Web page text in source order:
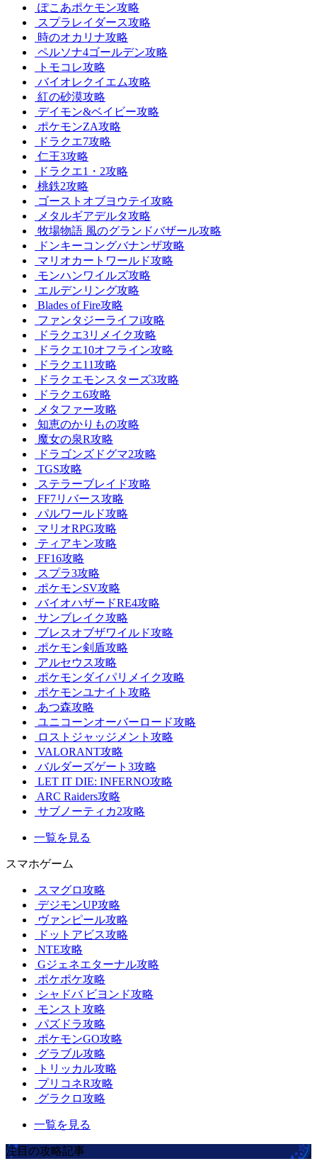
ぽこあポケモン攻略
スプラレイダース攻略
時のオカリナ攻略
ペルソナ4ゴールデン攻略
トモコレ攻略
バイオレクイエム攻略
紅の砂漠攻略
デイモン&ベイビー攻略
ポケモンZA攻略
ドラクエ7攻略
仁王3攻略
ドラクエ1・2攻略
桃鉄2攻略
ゴーストオブヨウテイ攻略
メタルギアデルタ攻略
牧場物語 風のグランドバザール攻略
ドンキーコングバナンザ攻略
マリオカートワールド攻略
モンハンワイルズ攻略
エルデンリング攻略
Blades of Fire攻略
ファンタジーライフi攻略
ドラクエ3リメイク攻略
ドラクエ10オフライン攻略
ドラクエ11攻略
ドラクエモンスターズ3攻略
ドラクエ6攻略
メタファー攻略
知恵のかりもの攻略
魔女の泉R攻略
ドラゴンズドグマ2攻略
TGS攻略
ステラーブレイド攻略
FF7リバース攻略
パルワールド攻略
マリオRPG攻略
ティアキン攻略
FF16攻略
スプラ3攻略
ポケモンSV攻略
バイオハザードRE4攻略
サンブレイク攻略
ブレスオブザワイルド攻略
ポケモン剣盾攻略
アルセウス攻略
ポケモンダイパリメイク攻略
ポケモンユナイト攻略
あつ森攻略
ユニコーンオーバーロード攻略
ロストジャッジメント攻略
VALORANT攻略
バルダーズゲート3攻略
LET IT DIE: INFERNO攻略
ARC Raiders攻略
サブノーティカ2攻略
一覧を見る
スマホゲーム
スマグロ攻略
デジモンUP攻略
ヴァンピール攻略
ドットアビス攻略
NTE攻略
Gジェネエターナル攻略
ポケポケ攻略
シャドバ ビヨンド攻略
モンスト攻略
パズドラ攻略
ポケモンGO攻略
グラブル攻略
トリッカル攻略
プリコネR攻略
グラクロ攻略
一覧を見る
注目の攻略記事